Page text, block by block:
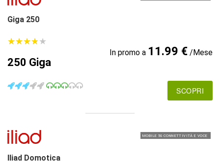
Giga 250
★★★★★
★★★★★
250 Giga
In promo a 11.99 €/Mese
SCOPRI
MOBILE 5G CONNETTIVITÀ E VOCE
Iliad Domotica